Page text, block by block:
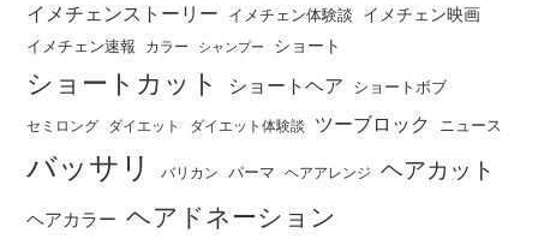
イメチェンストーリー イメチェン体験談 イメチェン映画
イメチェン速報 カラー シャンプー ショート
ショートカット ショートヘア ショートボブ
セミロング ダイエット ダイエット体験談 ツーブロック ニュース
バッサリ バリカン パーマ ヘアアレンジ ヘアカット
ヘアカラー ヘアドネーション